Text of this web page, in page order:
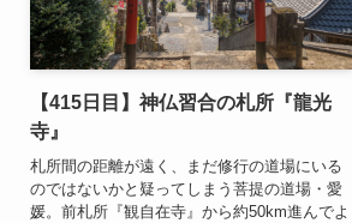
【415日目】神仏習合の札所『龍光
寺』
札所間の距離が遠く、まだ修行の道場にいる
のではないかと疑ってしまう菩提の道場・愛
媛。前札所『観自在寺』から約50km進んでよ